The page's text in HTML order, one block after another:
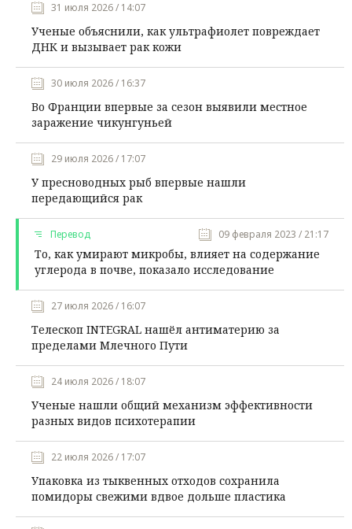
31 июля 2026 / 14:07
Ученые объяснили, как ультрафиолет повреждает
ДНК и вызывает рак кожи
30 июля 2026 / 16:37
Во Франции впервые за сезон выявили местное
заражение чикунгуньей
29 июля 2026 / 17:07
У пресноводных рыб впервые нашли
передающийся рак
Перевод 09 февраля 2023 / 21:17
То, как умирают микробы, влияет на содержание
углерода в почве, показало исследование
27 июля 2026 / 16:07
Телескоп INTEGRAL нашёл антиматерию за
пределами Млечного Пути
24 июля 2026 / 18:07
Ученые нашли общий механизм эффективности
разных видов психотерапии
22 июля 2026 / 17:07
Упаковка из тыквенных отходов сохранила
помидоры свежими вдвое дольше пластика